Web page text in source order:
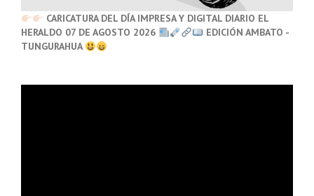
CARICATURA DEL DÍA IMPRESA Y DIGITAL DIARIO EL
HERALDO 07 DE AGOSTO 2026
EDICIÓN AMBATO -
TUNGURAHUA